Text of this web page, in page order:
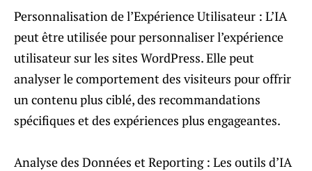
Personnalisation de l’Expérience Utilisateur : L’IA
peut être utilisée pour personnaliser l’expérience
utilisateur sur les sites WordPress. Elle peut
analyser le comportement des visiteurs pour offrir
un contenu plus ciblé, des recommandations
spécifiques et des expériences plus engageantes.
Analyse des Données et Reporting : Les outils d’IA